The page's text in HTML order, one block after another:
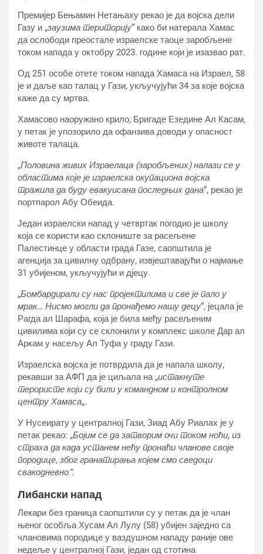
Премијер Бењамин Нетањаху рекао је да војска дели
Газу и „заузима територију“ како би натерала Хамас
да ослободи преостале израелске таоце заробљене
током напада у октобру 2023. године који је изазвао рат.
Од 251 особе отете током напада Хамаса на Израел, 58
је и даље као талац у Гази, укључујући 34 за које војска
каже да су мртва.
Хамасово наоружано крило, Бригаде Езедине Ал Касам,
у петак је упозорило да офанзива доводи у опасност
животе талаца.
„Половина живих Израелаца (заробљених) налази се у
областима које је израелска окупациона војска
тражила да буду евакуисана последњих дана“, рекао је
портпарол Абу Обеида.
Један израелски напад у четвртак погодио је школу
која се користи као склониште за расељене
Палестинце у области града Газе, саопштила је
агенција за цивилну одбрану, извјештавајући о најмање
31 убијеном, укључујући и дјецу.
„Бомбардирали су нас пројектилима и све је пало у
мрак… Нисмо могли да пронађемо нашу децу“, јецала је
Рагда ал Шарафа, која је била међу расељеним
цивилима који су се склонили у комплекс школе Дар ал
Аркам у насељу Ал Туфа у граду Гази.
Израелска војска је потврдила да је напала школу,
рекавши за АФП да је циљала на „истакнуте
терористе који су били у командном и контролном
центру Хамаса„.
У Нусеирату у централној Гази, Зиад Абу Риалах је у
петак рекао: „Бојим се да затворим очи током ноћи, из
страха да када устанем нећу пронаћи чланове своје
породице, због гранатирања којем смо сведоци
свакодневно“.
Либански напад
Лекари без граница саопштили су у петак да је члан
њеног особља Хусам Ал Лулу (58) убијен заједно са
члановима породице у ваздушном нападу раније ове
недеље у централној Гази, један од стотина